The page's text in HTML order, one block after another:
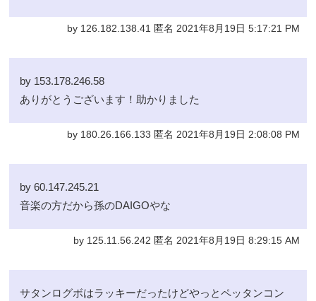
by 126.182.138.41 匿名 2021年8月19日 5:17:21 PM
by 153.178.246.58
ありがとうございます！助かりました
by 180.26.166.133 匿名 2021年8月19日 2:08:08 PM
by 60.147.245.21
音楽の方だから孫のDAIGOやな
by 125.11.56.242 匿名 2021年8月19日 8:29:15 AM
サタンログボはラッキーだったけどやっとペッタンコン